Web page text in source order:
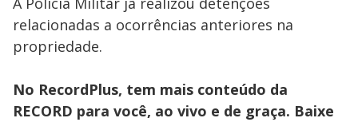
relacionadas a ocorrências anteriores na
propriedade.
No RecordPlus, tem mais conteúdo da
RECORD para você, ao vivo e de graça. Baixe